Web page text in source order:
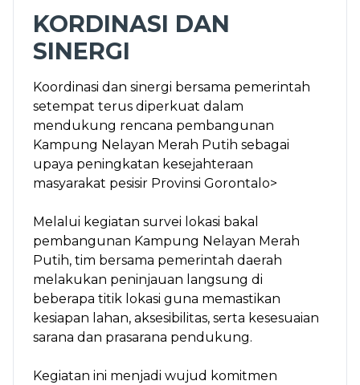
KORDINASI DAN
SINERGI
Koordinasi dan sinergi bersama pemerintah
setempat terus diperkuat dalam
mendukung rencana pembangunan
Kampung Nelayan Merah Putih sebagai
upaya peningkatan kesejahteraan
masyarakat pesisir Provinsi Gorontalo>
Melalui kegiatan survei lokasi bakal
pembangunan Kampung Nelayan Merah
Putih, tim bersama pemerintah daerah
melakukan peninjauan langsung di
beberapa titik lokasi guna memastikan
kesiapan lahan, aksesibilitas, serta kesesuaian
sarana dan prasarana pendukung.
Kegiatan ini menjadi wujud komitmen